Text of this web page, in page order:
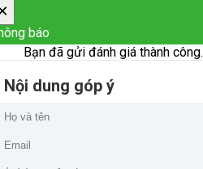
báo
Bạn đã gửi đánh giá thành công.
Nội dung góp ý